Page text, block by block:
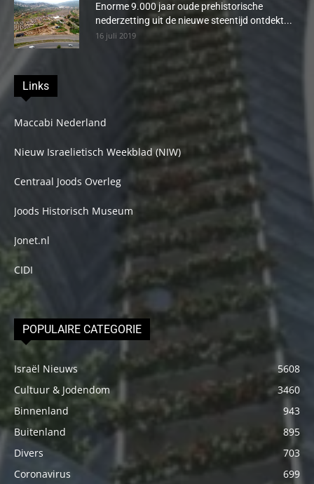
Enorme 9.000 jaar oude prehistorische
nederzetting uit de nieuwe steentijd ontdekt...
16 juli 2019
Links
Maccabi Nederland
Nieuw Israelietisch Weekblad (NIW)
Centraal Joods Overleg
Joods Historisch Museum
Jonet.nl
CIDI
POPULAIRE CATEGORIE
Israël Nieuws
5608
Cultuur & Jodendom
3460
Binnenland
943
Buitenland
895
Divers
703
Coronavirus
699